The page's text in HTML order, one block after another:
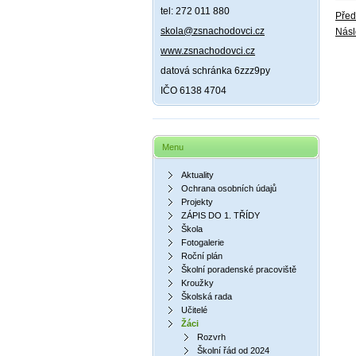
tel: 272 011 880
skola@zsnachodovci.cz
www.zsnachodovci.cz
datová schránka 6zzz9py
IČO 6138 4704
Menu
Aktuality
Ochrana osobních údajů
Projekty
ZÁPIS DO 1. TŘÍDY
Škola
Fotogalerie
Roční plán
Školní poradenské pracoviště
Kroužky
Školská rada
Učitelé
Žáci
Rozvrh
Školní řád od 2024